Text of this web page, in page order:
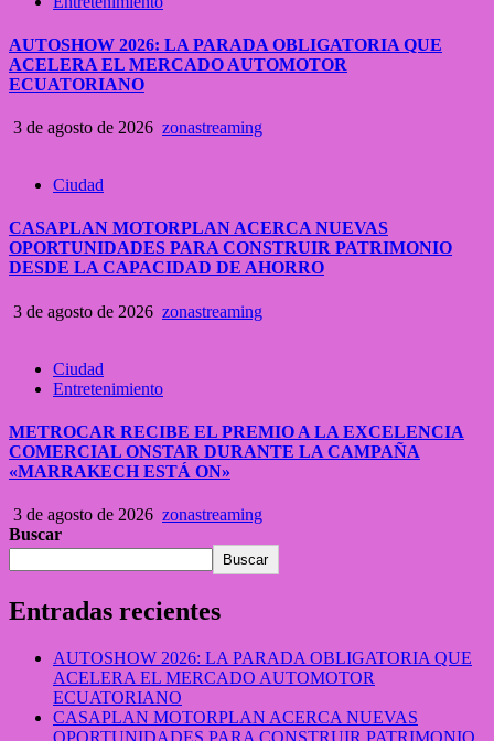
AUTOSHOW 2026: LA PARADA OBLIGATORIA QUE
ACELERA EL MERCADO AUTOMOTOR
ECUATORIANO
3 de agosto de 2026 zonastreaming
Ciudad
CASAPLAN MOTORPLAN ACERCA NUEVAS
OPORTUNIDADES PARA CONSTRUIR PATRIMONIO
DESDE LA CAPACIDAD DE AHORRO
3 de agosto de 2026 zonastreaming
Ciudad
Entretenimiento
METROCAR RECIBE EL PREMIO A LA EXCELENCIA
COMERCIAL ONSTAR DURANTE LA CAMPAÑA
«MARRAKECH ESTÁ ON»
3 de agosto de 2026 zonastreaming
Buscar
Buscar
Entradas recientes
AUTOSHOW 2026: LA PARADA OBLIGATORIA QUE
ACELERA EL MERCADO AUTOMOTOR
ECUATORIANO
CASAPLAN MOTORPLAN ACERCA NUEVAS
OPORTUNIDADES PARA CONSTRUIR PATRIMONIO